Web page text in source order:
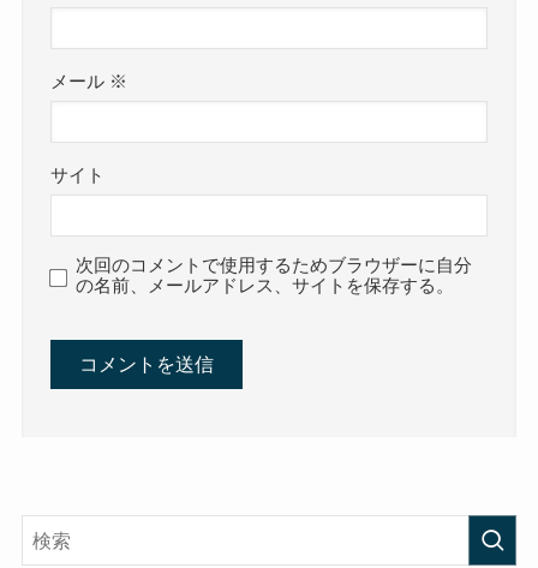
メール ※
サイト
次回のコメントで使用するためブラウザーに自分
の名前、メールアドレス、サイトを保存する。